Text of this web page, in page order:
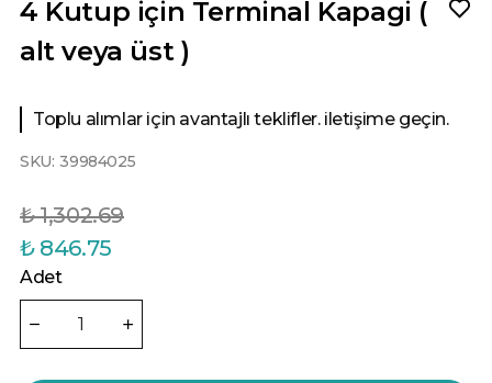
4 Kutup için Terminal Kapagi (
alt veya üst )
Toplu alımlar için avantajlı teklifler. iletişime geçin.
SKU: 39984025
₺ 1,302.69
₺ 846.75
Adet